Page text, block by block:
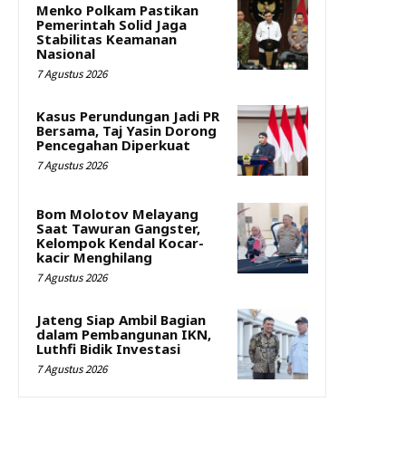
Menko Polkam Pastikan
Pemerintah Solid Jaga
Stabilitas Keamanan
Nasional
7 Agustus 2026
Kasus Perundungan Jadi PR
Bersama, Taj Yasin Dorong
Pencegahan Diperkuat
7 Agustus 2026
Bom Molotov Melayang
Saat Tawuran Gangster,
Kelompok Kendal Kocar-
kacir Menghilang
7 Agustus 2026
Jateng Siap Ambil Bagian
dalam Pembangunan IKN,
Luthfi Bidik Investasi
7 Agustus 2026